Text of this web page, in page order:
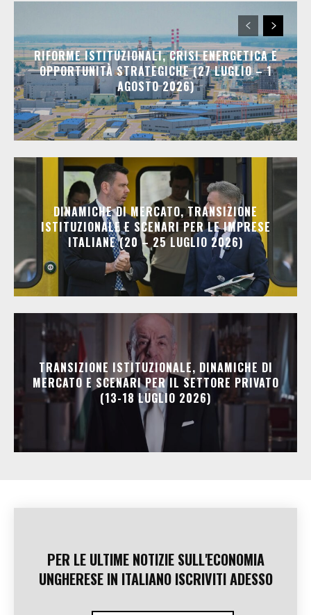
RIFORME ISTITUZIONALI, CRISI ENERGETICA E
OPPORTUNITÀ STRATEGICHE (27 LUGLIO – 1
AGOSTO 2026)
DINAMICHE DI MERCATO, TRANSIZIONE
ISTITUZIONALE E SCENARI PER LE IMPRESE
ITALIANE (20 – 25 LUGLIO 2026)
TRANSIZIONE ISTITUZIONALE, DINAMICHE DI
MERCATO E SCENARI PER IL SETTORE PRIVATO
(13-18 LUGLIO 2026)
PER LE ULTIME NOTIZIE SULL'ECONOMIA
UNGHERESE IN ITALIANO ISCRIVITI ADESSO